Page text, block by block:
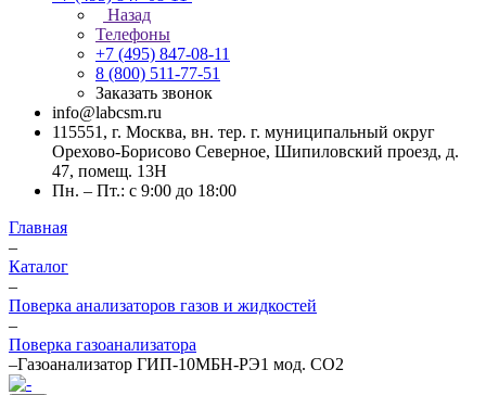
Назад
Телефоны
+7 (495) 847-08-11
8 (800) 511-77-51
Заказать звонок
info@labcsm.ru
115551, г. Москва, вн. тер. г. муниципальный округ
Орехово-Борисово Северное, Шипиловский проезд, д.
47, помещ. 13Н
Пн. – Пт.: с 9:00 до 18:00
Главная
–
Каталог
–
Поверка анализаторов газов и жидкостей
–
Поверка газоанализатора
–Газоанализатор ГИП-10МБН-РЭ1 мод. CO2